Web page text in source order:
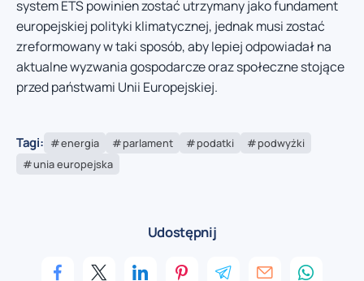
system ETS powinien zostać utrzymany jako fundament
europejskiej polityki klimatycznej, jednak musi zostać
zreformowany w taki sposób, aby lepiej odpowiadał na
aktualne wyzwania gospodarcze oraz społeczne stojące
przed państwami Unii Europejskiej.
Tagi: energia parlament podatki
podwyżki
unia europejska
Udostępnij